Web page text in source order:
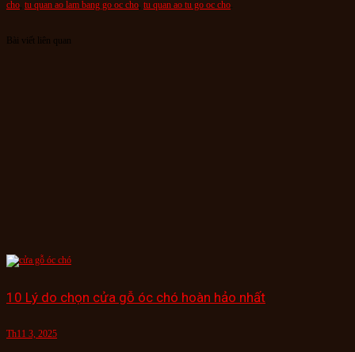
cho, tu quan ao lam bang go oc cho, tu quan ao tu go oc cho.
Bài viết liên quan
10 Lý do chọn cửa gỗ óc chó hoàn hảo nhất
Th11 3, 2025